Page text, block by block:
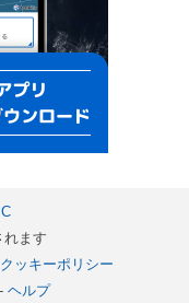
ます
クッキーポリシー
ヘルプ